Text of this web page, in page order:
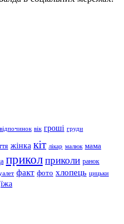
відпочинок вік гроші груди
жінка кіт лікар малюк мама
прикол приколи ранок
факт фото хлопець цицьки
їжа